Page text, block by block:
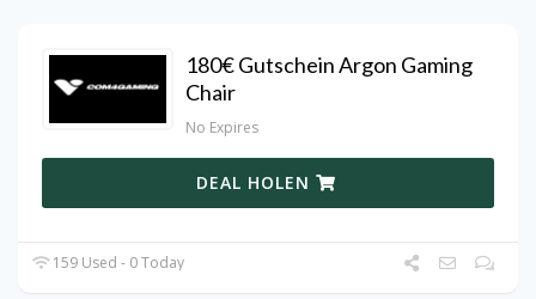
180€ Gutschein Argon Gaming
Chair
No Expires
DEAL HOLEN
159 Used - 0 Today